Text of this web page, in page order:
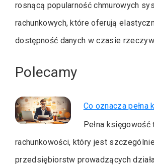
rosnącą popularność chmurowych
rachunkowych, które oferują
dostępność danych w czasie
Polecamy
Co oznacza pełna
Pełna
rachunkowości, który jest
przedsiębiorstw prowadzących